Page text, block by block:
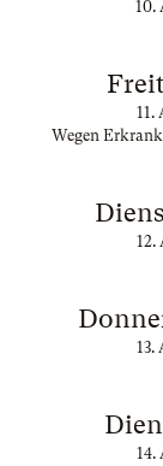
10.
11.
Wegen
12.
13.
14.